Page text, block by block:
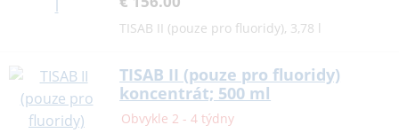
TISAB II (pouze pro fluoridy), 3,78 l
TISAB II (pouze pro fluoridy)
koncentrát; 500 ml
Obvykle 2 - 4 týdny